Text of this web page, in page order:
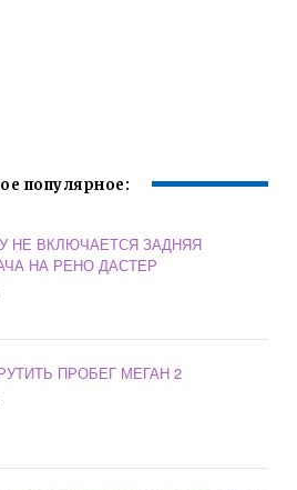
популярное:
НЕ ВКЛЮЧАЕТСЯ ЗАДНЯЯ
НА РЕНО ДАСТЕР
ПРОБЕГ МЕГАН 2